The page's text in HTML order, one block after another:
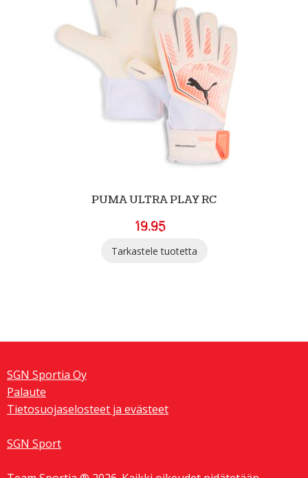
PUMA ULTRA PLAY RC
19.95
Tarkastele tuotetta
SGN Sportia Oy
Palaute
Tietosuojaselosteet ja evästeet
SGN Sport